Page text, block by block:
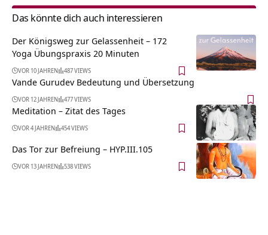
Das könnte dich auch interessieren
Der Königsweg zur Gelassenheit – 172
Yoga Übungspraxis 20 Minuten
VOR 10 JAHREN 487 VIEWS
Vande Gurudev Bedeutung und Übersetzung
VOR 12 JAHREN 477 VIEWS
Meditation – Zitat des Tages
VOR 4 JAHREN 454 VIEWS
Das Tor zur Befreiung – HYP.III.105
VOR 13 JAHREN 538 VIEWS